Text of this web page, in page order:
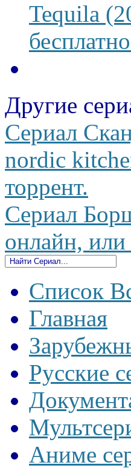
Tequila
Другие
Сериал
nordic
торрент.
Сериал
онлайн, или
Список
Главная
Русские
Аниме